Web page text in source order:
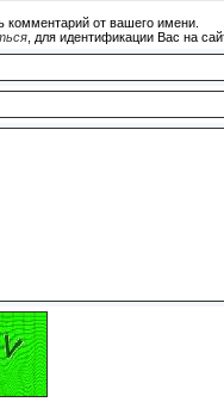
комментарий от вашего имени.
, для идентификации Вас на